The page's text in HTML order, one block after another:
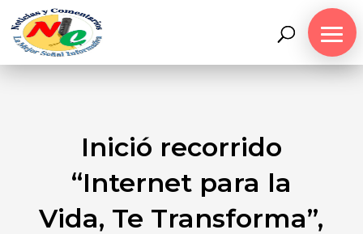
Inició recorrido
“Internet para la
Vida, Te Transforma”,